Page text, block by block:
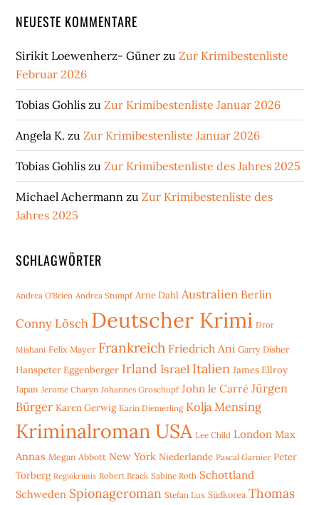
NEUESTE KOMMENTARE
Sirikit Loewenherz- Güner zuZur Krimibestenliste
Februar 2026
Tobias Gohlis zuZur Krimibestenliste Januar 2026
Angela K. zuZur Krimibestenliste Januar 2026
Tobias Gohlis zuZur Krimibestenliste des Jahres 2025
Michael Achermann zuZur Krimibestenliste des
Jahres 2025
SCHLAGWÖRTER
Andrea O'Brien Andrea Stumpf Arne Dahl Australien Berlin
Conny Lösch Deutscher Krimi Dror
Mishani Felix Mayer Frankreich Friedrich Ani Garry Disher
Hanspeter Eggenberger Irland Israel Italien James Ellroy
Japan Jerome Charyn Johannes Groschupf John le Carré Jürgen
Bürger Karen Gerwig Karin Diemerling Kolja Mensing
Kriminalroman USA Lee Child London Max
Annas Megan Abbott New York Niederlande Pascal Garnier Peter
Torberg Regiokrimis Robert Brack Sabine Roth Schottland
Schweden Spionageroman Stefan Lux Südkorea Thomas